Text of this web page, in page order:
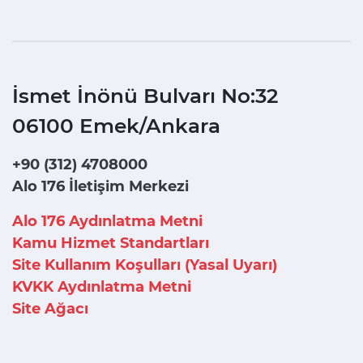
İsmet İnönü Bulvarı No:32
06100 Emek/Ankara
+90 (312) 4708000
Alo 176 İletişim Merkezi
Alo 176 Aydınlatma Metni
Kamu Hizmet Standartları
Site Kullanım Koşulları (Yasal Uyarı)
KVKK Aydınlatma Metni
Site Ağacı